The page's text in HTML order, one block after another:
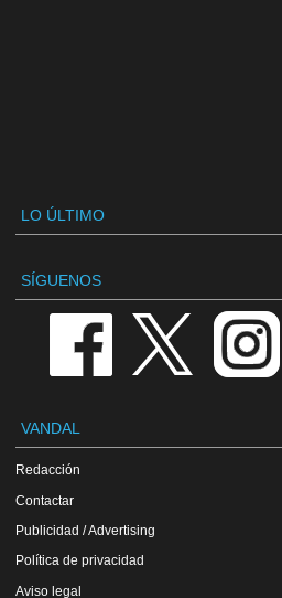
LO ÚLTIMO
SÍGUENOS
VANDAL
Redacción
Contactar
Publicidad / Advertising
Política de privacidad
Aviso legal